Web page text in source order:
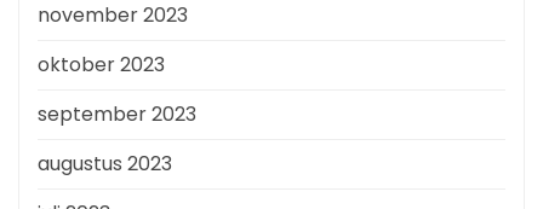
november 2023
oktober 2023
september 2023
augustus 2023